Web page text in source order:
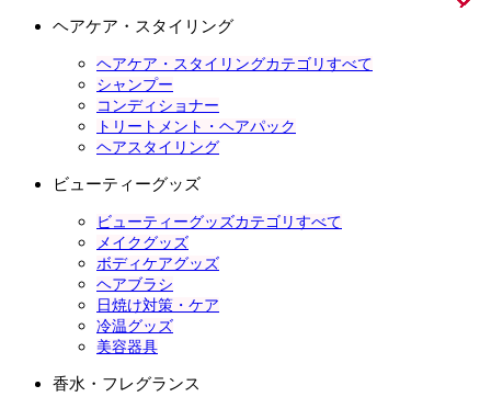
ヘアケア・スタイリング
ヘアケア・スタイリングカテゴリすべて
シャンプー
コンディショナー
トリートメント・ヘアパック
ヘアスタイリング
ビューティーグッズ
ビューティーグッズカテゴリすべて
メイクグッズ
ボディケアグッズ
ヘアブラシ
日焼け対策・ケア
冷温グッズ
美容器具
香水・フレグランス